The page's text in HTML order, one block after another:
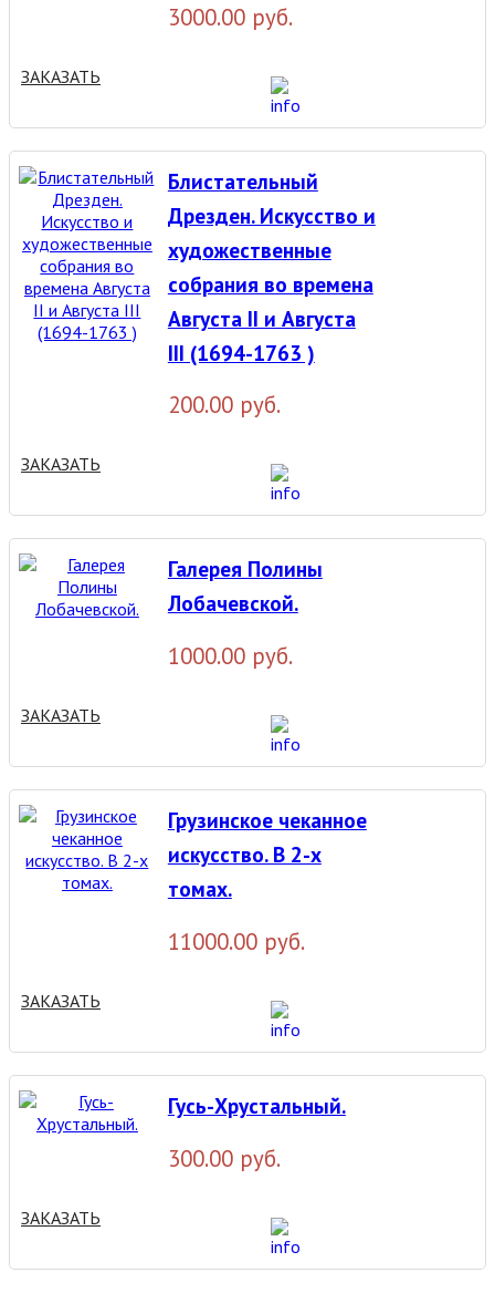
3000.00 руб.
ЗАКАЗАТЬ
Блистательный
Дрезден. Искусство и
художественные
собрания во времена
Августа II и Августа
III (1694-1763 )
200.00 руб.
ЗАКАЗАТЬ
Галерея Полины
Лобачевской.
1000.00 руб.
ЗАКАЗАТЬ
Грузинское чеканное
искусство. В 2-х
томах.
11000.00 руб.
ЗАКАЗАТЬ
Гусь-Хрустальный.
300.00 руб.
ЗАКАЗАТЬ